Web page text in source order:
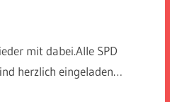
mit dabei.Alle SPD
herzlich eingeladen…